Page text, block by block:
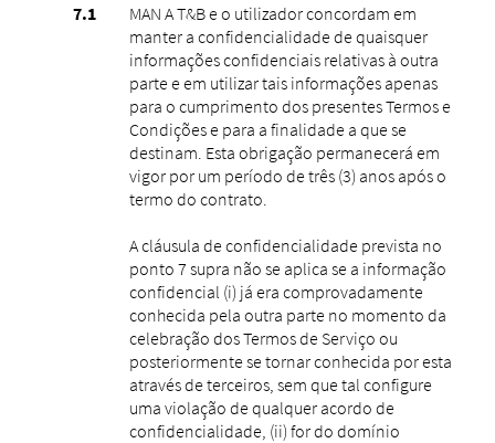
MAN A T&B e o utilizador concordam em
manter a confidencialidade de quaisquer
informações confidenciais relativas à outra
parte e em utilizar tais informações apenas
para o cumprimento dos presentes Termos e
Condições e para a finalidade a que se
destinam. Esta obrigação permanecerá em
vigor por um período de três (3) anos após o
termo do contrato.
A cláusula de confidencialidade prevista no
ponto 7 supra não se aplica se a informação
confidencial (i) já era comprovadamente
conhecida pela outra parte no momento da
celebração dos Termos de Serviço ou
posteriormente se tornar conhecida por esta
através de terceiros, sem que tal configure
uma violação de qualquer acordo de
confidencialidade, (ii) for do domínio